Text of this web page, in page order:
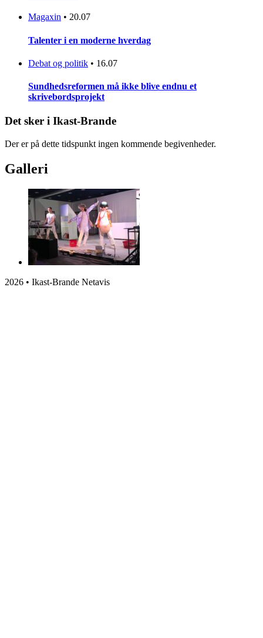
Magaxin • 20.07
Talenter i en moderne hverdag
Debat og politik • 16.07
Sundhedsreformen må ikke blive endnu et
skrivebordsprojekt
Det sker i Ikast-Brande
Der er på dette tidspunkt ingen kommende begivenheder.
Galleri
2026 • Ikast-Brande Netavis